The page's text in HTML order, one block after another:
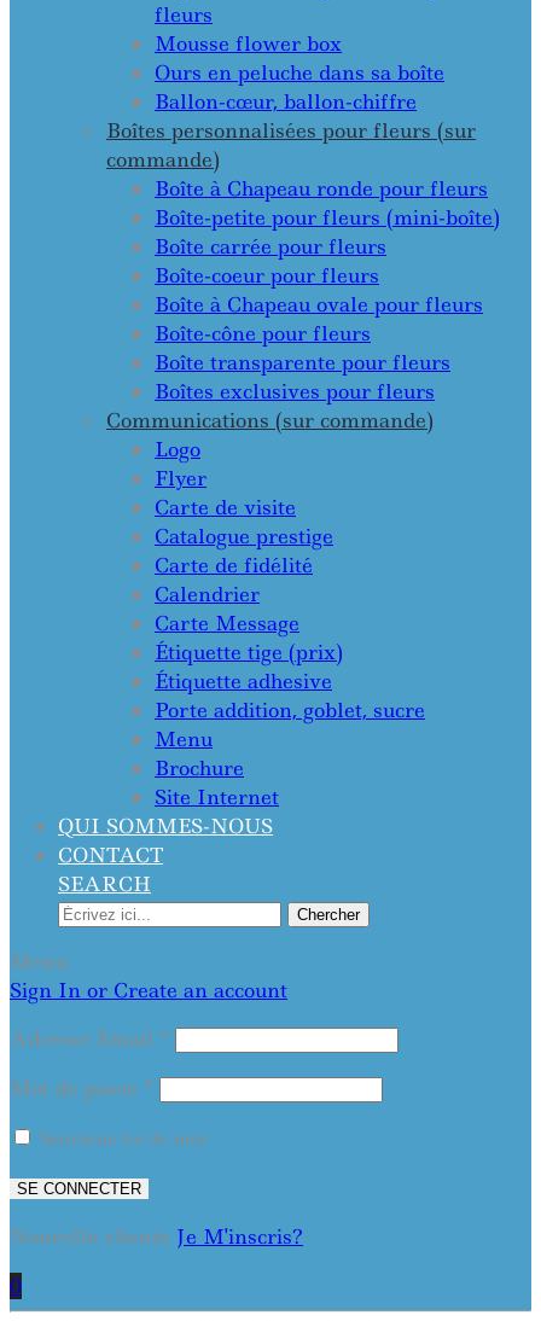
fleurs
Mousse flower box
Ours en peluche dans sa boîte
Ballon-cœur, ballon-chiffre
Boîtes personnalisées pour fleurs (sur
commande)
Boîte à Chapeau ronde pour fleurs
Boîte-petite pour fleurs (mini-boîte)
Boîte carrée pour fleurs
Boîte-coeur pour fleurs
Boîte à Chapeau ovale pour fleurs
Boîte-cône pour fleurs
Boîte transparente pour fleurs
Boîtes exclusives pour fleurs
Communications (sur commande)
Logo
Flyer
Carte de visite
Catalogue prestige
Carte de fidélité
Calendrier
Carte Message
Étiquette tige (prix)
Étiquette adhesive
Porte addition, goblet, sucre
Menu
Brochure
Site Internet
QUI SOMMES-NOUS
CONTACT
SEARCH
Chercher
Menu
Sign In or Create an account
Adresse Email *
Mot de passe *
Souviens toi de moi
SE CONNECTER
Nouvelle cliente Je M'inscris?
0